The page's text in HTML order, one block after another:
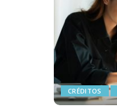
CRÉDITOS